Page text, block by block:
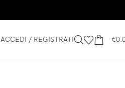
ACCEDI / REGISTRATI €